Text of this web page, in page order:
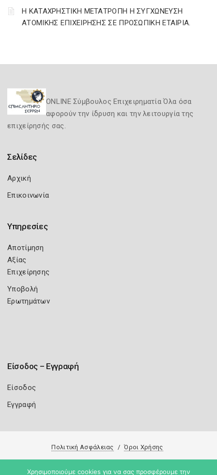
Η ΚΑΤΑΧΡΗΣΤΙΚΗ ΜΕΤΑΤΡΟΠΗ Η ΣΥΓΧΩΝΕΥΣΗ
ΑΤΟΜΙΚΗΣ ΕΠΙΧΕΙΡΗΣΗΣ ΣΕ ΠΡΟΣΩΠΙΚΗ ΕΤΑΙΡΙΑ.
ONLINE Σύμβουλος Επιχειρηματία Όλα όσα
αφορούν την ίδρυση και την λειτουργία της
επιχείρησής σας.
Σελίδες
Αρχική
Επικοινωνία
Υπηρεσίες
Αποτίμηση
Αξίας
Επιχείρησης
Υποβολή
Ερωτημάτων
Είσοδος – Εγγραφή
Είσοδος
Εγγραφή
Πολιτική Ασφάλειας Όροι Χρήσης
Copyright 2026 Knowledge A.E.
Χρησιμοποιούμε cookies για να σας προσφέρουμε την